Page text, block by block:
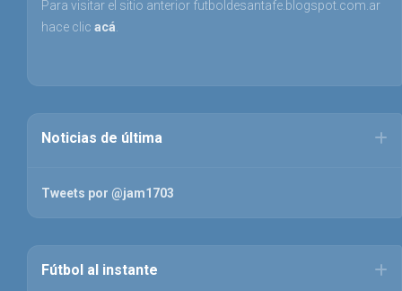
Para visitar el sitio anterior futboldesantafe.blogspot.com.ar
hace clic acá
Noticias de última
Tweets por @jam1703
Fútbol al instante